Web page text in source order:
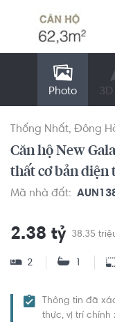
Photo 3D
Thống Nhất Đông
Căn hộ New
thất cơ bản diện
Mã nhà đất:
2.38 tỷ 38.35
2 1
Thông tin đã
thực, vị trí